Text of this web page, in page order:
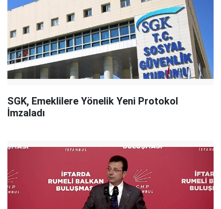
SGK, Emeklilere Yönelik Yeni Protokol
İmzaladı